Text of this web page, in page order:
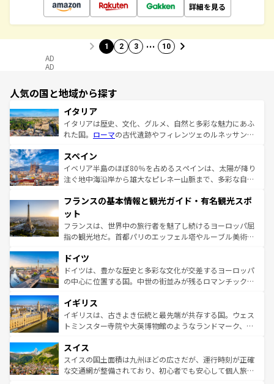
詳細を見る
1 2 3 … 10
AD
AD
人気の国と地域から探す
イタリア
イタリアは歴史、文化、グルメ、自然と多彩な魅力にあふ
れた国。 ローマの古代遺跡やフィレンツェのルネッサンス
ろん、トスカーナの美しい田園風景やアマルフィ海岸の絶
景など、自然景観も見逃せない。観光の合間には、本場の
ピザやパスタなど、絶品のイタリア料理を堪能することも
ませてくれるイタリアで、忘れられない旅をしてみよう！
なお、新着のイタリア情報は
しい。
スペイン
イベリア半島のほぼ80％を占めるスペインは、太陽が降り
注ぐ地中海沿岸から雄大なピレネー山脈まで、多彩な自然
文化が根付くこの国では、情熱的なフラメンコ、熱気あふ
れる闘牛、そして美味しいタパスが生活の一部となってい
る。首都マドリードの洗練された雰囲気や、バルセロナの
アートに溢れた街角から、地方では古代ローマ遺跡や中世
せる。地方によって風土や気候が異なるスペインはその個
性で訪れる人を魅了する。 なお、新着のスペイン情報は コ
ンテンツ一覧を参照してほしい。
フランスの基本情報と観光ガイド・有名観光スポ
ット
フランスは、世界中の旅行者を魅了し続けるヨーロッパ屈
指の観光地だ。首都パリのエッフェル塔やルーブル美術館
で、幅広い魅力が詰まっている。華麗な宮殿、歴史的な大
聖堂、美しいビーチ、そして豊かな自然が、訪れる者を心
から魅了する。また、フランスは美食の国としても知ら
いる。シャンパンの発祥地であるランス、プロヴァンスの
香り高いラベンダー畑など、多彩な楽しみ方が可能だ。さ
らに、パリ以外の地域にも魅力が溢れており、どの街角に
れる地方に足を運ぶとそれぞれで全く異なる文化を体験で
きるだろう。 なお、新着のフランス情報はコンテンツ一覧
を参照してほしい。
ドイツ
ドイツは、豊かな歴史と多彩な文化が交差するヨーロッパ
の中心に位置する国。中世の街並みが残るロマンチック街
顔を持つこの国は、どこを歩いても飽きることがない。ベ
ルリンの文化的活気、バイエルン州のアルプスの絶景、そ
してライン川沿いのワイン畑といった風景は必見。ビール
は、お酒好きな人にはぜひ体験してほしい。 なお、新着の
ドイツ情報はコンテンツ一覧を参照してほしい。
イギリス
イギリスは、古きよき伝統と最先端が共存する国。ウェス
トミンスター寺院や大英博物館のようなランドマーク、歴
リアごとに異なる魅力がある。また、優雅なアフタヌーン
ティー、ビール好きにはたまらない英国パブ、サッカー観
戦など、本場だからこそできる体験も豊富。イギリスを旅
スイス
スイスの国土面積は九州ほどの広さだが、運行時刻が正確
な交通網が整備されており、初心者でも安心して個人旅行